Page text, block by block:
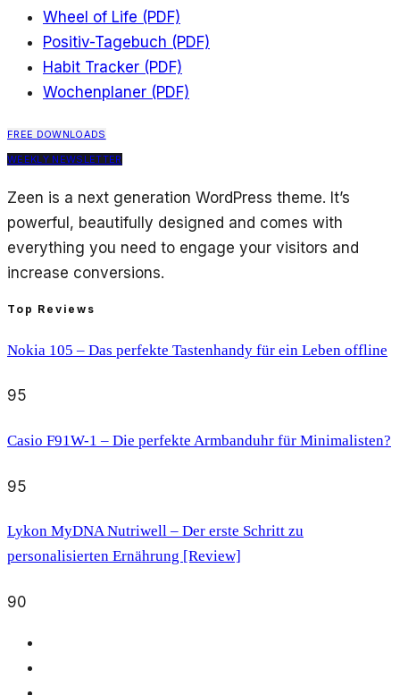
Wheel of Life (PDF)
Positiv-Tagebuch (PDF)
Habit Tracker (PDF)
Wochenplaner (PDF)
FREE DOWNLOADS
WEEKLY NEWSLETTER
Zeen is a next generation WordPress theme. It’s
powerful, beautifully designed and comes with
everything you need to engage your visitors and
increase conversions.
Top Reviews
Nokia 105 – Das perfekte Tastenhandy für ein Leben offline
95
Casio F91W-1 – Die perfekte Armbanduhr für Minimalisten?
95
Lykon MyDNA Nutriwell – Der erste Schritt zu
personalisierten Ernährung [Review]
90